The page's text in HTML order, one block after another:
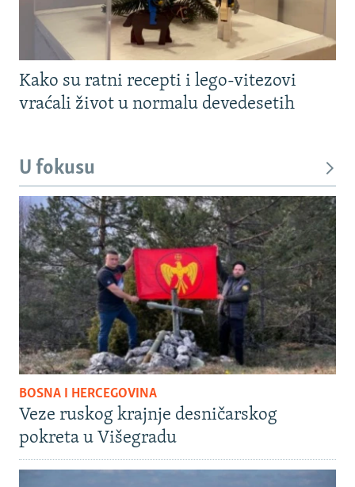
Kako su ratni recepti i lego-vitezovi
vraćali život u normalu devedesetih
U fokusu
BOSNA I HERCEGOVINA
Veze ruskog krajnje desničarskog
pokreta u Višegradu